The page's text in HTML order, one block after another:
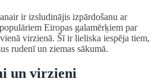
ir izsludinājis izpārdošanu ar
Eiropas galamērķiem par
virzienā. Šī ir lieliska iespēja tiem,
rudenī un ziemas sākumā.
un virzieni